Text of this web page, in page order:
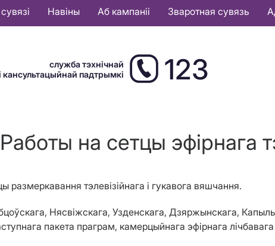
Навіны Аб кампаніі Зваротная сувязь
служба тэхнічнай
кансультацыйнай падтрымкі
123
на сетцы эфірнага
размеркавання тэлевізійнага і гукавога вяшчання.
Нясвіжскага, Узденскага, Дзяржынскага,
пакета праграм, камерцыйнага эфірнага